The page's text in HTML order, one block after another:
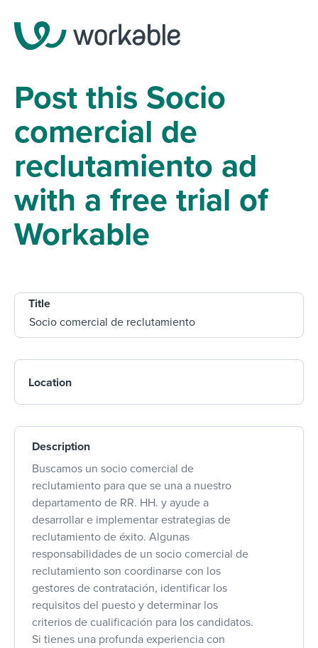
Post this Socio
comercial de
reclutamiento ad
with a free trial of
Workable
Title
Location
Description
Buscamos un socio comercial de
reclutamiento para que se una a nuestro
departamento de RR. HH. y ayude a
desarrollar e implementar estrategias de
reclutamiento de éxito. Algunas
responsabilidades de un socio comercial de
reclutamiento son coordinarse con los
gestores de contratación, identificar los
requisitos del puesto y determinar los
criterios de cualificación para los candidatos.
Si tienes una profunda experiencia con